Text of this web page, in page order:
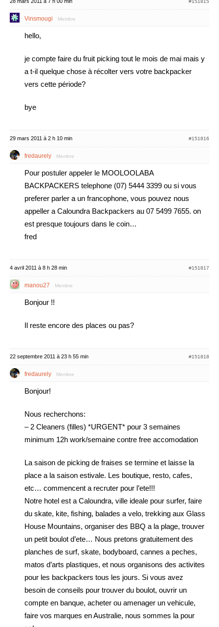
#151815
Vinsmougi Membre
hello,
je compte faire du fruit picking tout le mois de mai mais y
a t-il quelque chose à récolter vers votre backpacker
vers cette période?
bye
29 mars 2011 à 2 h 10 min #151816
fredaurely Membre
Pour postuler appeler le MOOLOOLABA
BACKPACKERS telephone (07) 5444 3399 ou si vous
preferer parler a un francophone, vous pouvez nous
appeller a Caloundra Backpackers au 07 5499 7655. on
est presque toujours dans le coin…
fred
4 avril 2011 à 8 h 28 min #151817
manou27 Membre
Bonjour !!
Il reste encore des places ou pas?
22 septembre 2011 à 23 h 55 min #151818
fredaurely Membre
Bonjour!
Nous recherchons:
– 2 Cleaners (filles) *URGENT* pour 3 semaines
minimum 12h work/semaine contre free accomodation
La saison de picking de fraises se termine et laisse la
place a la saison estivale. Les boutique, resto, cafes,
etc… commencent a recruter pour l’ete!!!
Notre hotel est a Caloundra, ville ideale pour surfer, faire
du skate, kite, fishing, balades a velo, trekking aux Glass
House Mountains, organiser des BBQ a la plage, trouver
un petit boulot d’ete… Nous pretons gratuitement des
planches de surf, skate, bodyboard, cannes a peches,
matos d’arts plastiques, et nous organisons des activites
pour les backpackers tous les jours. Si vous avez
besoin de conseils pour trouver du boulot, ouvrir un
compte en banque, acheter ou amenager un vehicule,
faire vos marques en Australie, nous sommes la pour